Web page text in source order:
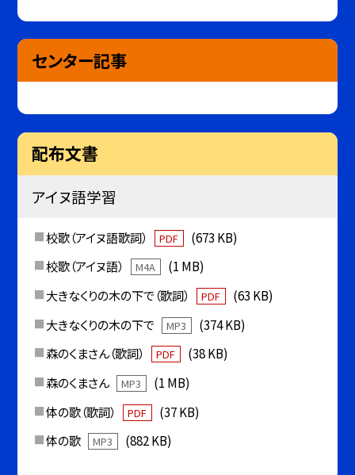
センター記事
配布文書
アイヌ語学習
校歌（アイヌ語歌詞） PDF
(673 KB)
校歌（アイヌ語）
M4A
(1 MB)
大きなくりの木の下で（歌詞）
PDF
(63 KB)
大きなくりの木の下で
MP3
(374 KB)
森のくまさん（歌詞）
PDF
(38 KB)
森のくまさん
MP3
(1 MB)
体の歌（歌詞）
PDF
(37 KB)
体の歌
MP3 (882 KB)